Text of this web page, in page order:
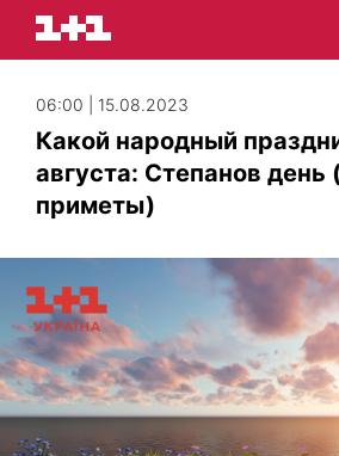
06:00 | 15.08.2023
Какой народный
августа: Степанов день
приметы)